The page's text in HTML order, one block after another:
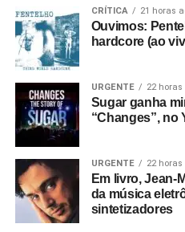
CRÍTICA 21 horas
Ouvimos:
hardcore (ao
URGENTE 22 horas
Sugar ganha
“Changes”, no
URGENTE 22 horas
Em livro, Jean-
da música
sintetizadores